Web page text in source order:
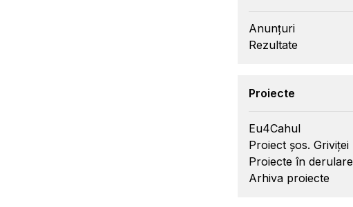
Anunțuri
Rezultate
Proiecte
Eu4Cahul
Proiect șos. Griviței
Proiecte în derulare
Arhiva proiecte